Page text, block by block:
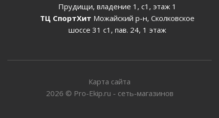
Прудищи, владение 1, с1, этаж 1
ТЦ СпортХит Можайский р-н, Сколковское
шоссе 31 с1, пав. 24, 1 этаж
Карта сайта
2026 © Pro-Ekip.ru - сеть-магазинов